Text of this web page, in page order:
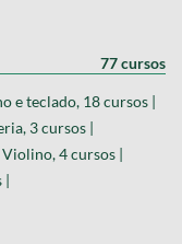
77 cursos
e teclado, 18 cursos |
3 cursos |
Violino, 4 cursos |